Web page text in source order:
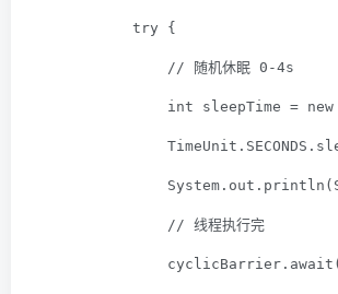
try {
// 随机休眠 0-4s
int sleepTime = new
// 线程执行完